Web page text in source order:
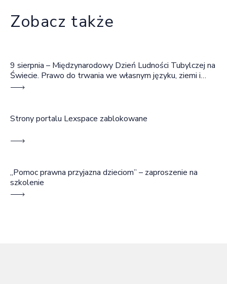
Zobacz także
9 sierpnia – Międzynarodowy Dzień Ludności Tubylczej na
Świecie. Prawo do trwania we własnym języku, ziemi i
wspólnocie
Strony portalu Lexspace zablokowane
„Pomoc prawna przyjazna dzieciom” – zaproszenie na
szkolenie